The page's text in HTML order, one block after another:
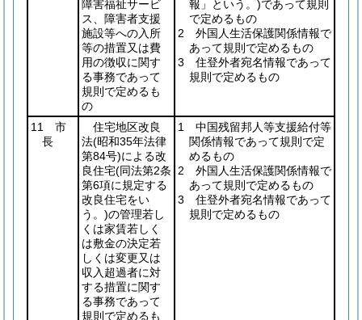
障害福祉サービ
ス、障害者支援
施設等への入所
等の措置又は費
用の徴収に関す
る事務であって
規則で定めるも
の
報」という。)であって規則
で定めるもの
2 外国人生活保護関係情報で
あって規則で定めるもの
3 住登外者宛名情報であって
規則で定めるもの
11 市
長
住宅地区改良
法(昭和35年法律
第84号)による改
良住宅(同法第2条
第6項に規定する
改良住宅をい
う。)の管理若し
くは家賃若しく
は敷金の決定若
しくは変更又は
収入超過者に対
する措置に関す
る事務であって
規則で定めるも
1 中国残留邦人等支援給付等
関係情報であって規則で定
めるもの
2 外国人生活保護関係情報で
あって規則で定めるもの
3 住登外者宛名情報であって
規則で定めるもの